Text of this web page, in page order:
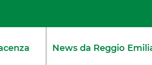
News da Reggio